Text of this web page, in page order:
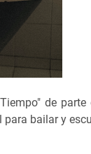
de
bailar y